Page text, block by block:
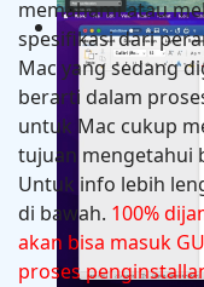
Hackintosh in
14600K + Asus
memahami atau
spesifikasi dari
Mac yang sedang
berarti dalam
untuk Mac cukup
tujuan mengetahui
Untuk info lebih
di bawah. 100%
akan bisa masuk
proses